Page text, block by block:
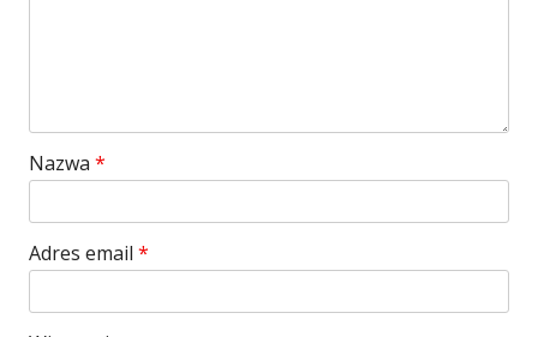
Nazwa *
Adres email *